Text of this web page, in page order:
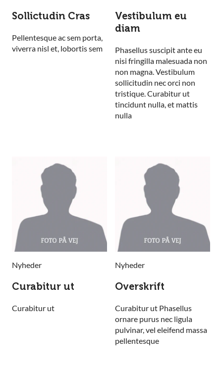
Sollictudin Cras
Pellentesque ac sem porta,
viverra nisl et, lobortis sem
Vestibulum eu
diam
Phasellus suscipit ante eu
nisi fringilla malesuada non
non magna. Vestibulum
sollicitudin nec orci non
tristique. Curabitur ut
tincidunt nulla, et mattis
nulla
Nyheder
Curabitur ut
Curabitur ut
Nyheder
Overskrift
Curabitur ut Phasellus
ornare purus nec ligula
pulvinar, vel eleifend massa
pellentesque